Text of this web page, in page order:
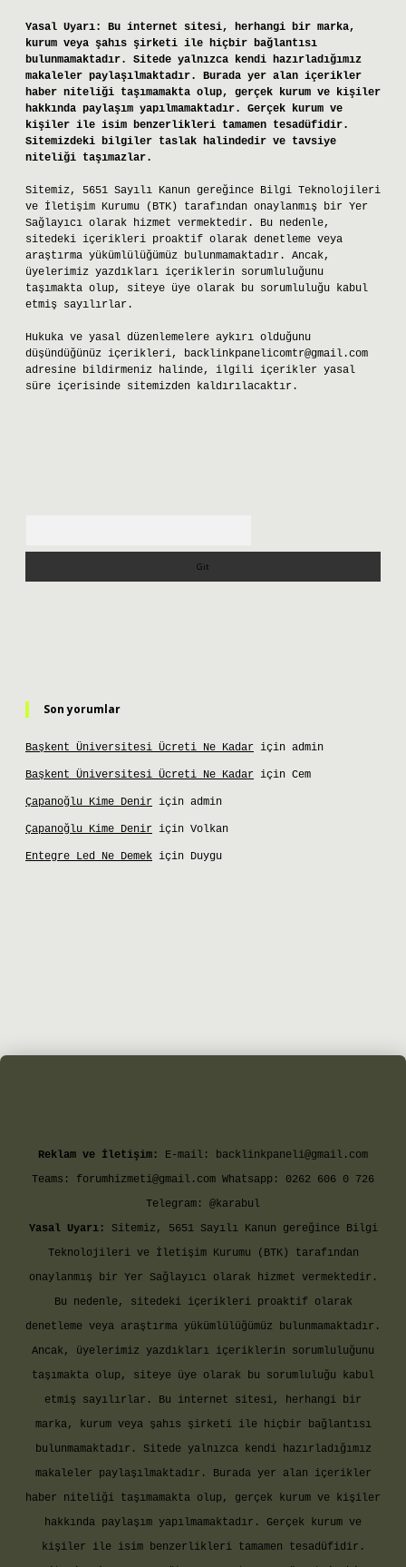
Yasal Uyarı:
Bu internet sitesi, herhangi bir marka,
kurum veya şahıs şirketi ile hiçbir bağlantısı
bulunmamaktadır. Sitede yalnızca kendi hazırladığımız
makaleler paylaşılmaktadır. Burada yer alan içerikler
haber niteliği taşımamakta olup, gerçek kurum ve kişiler
hakkında paylaşım yapılmamaktadır. Gerçek kurum ve
kişiler ile isim benzerlikleri tamamen tesadüfidir.
Sitemizdeki bilgiler taslak halindedir ve tavsiye
niteliği taşımazlar.
Sitemiz, 5651 Sayılı Kanun gereğince Bilgi Teknolojileri
ve İletişim Kurumu (BTK) tarafından onaylanmış bir Yer
Sağlayıcı olarak hizmet vermektedir. Bu nedenle,
sitedeki içerikleri proaktif olarak denetleme veya
araştırma yükümlülüğümüz bulunmamaktadır. Ancak,
üyelerimiz yazdıkları içeriklerin sorumluluğunu
taşımakta olup, siteye üye olarak bu sorumluluğu kabul
etmiş sayılırlar.
Hukuka ve yasal düzenlemelere aykırı olduğunu
düşündüğünüz içerikleri, backlinkpanelicomtr@gmail.com
adresine bildirmeniz halinde, ilgili içerikler yasal
süre içerisinde sitemizden kaldırılacaktır.
Son yorumlar
Başkent Üniversitesi Ücreti Ne Kadar için admin
Başkent Üniversitesi Ücreti Ne Kadar için Cem
Çapanoğlu Kime Denir için admin
Çapanoğlu Kime Denir için Volkan
Entegre Led Ne Demek için Duygu
giriş
Reklam ve İletişim: E-mail: backlinkpaneli@gmail.com
Teams: forumhizmeti@gmail.com Whatsapp: 0262 606 0 726
Telegram: @karabul
Yasal Uyarı:
Sitemiz, 5651 Sayılı Kanun gereğince Bilgi
Teknolojileri ve İletişim Kurumu (BTK) tarafından
onaylanmış bir Yer Sağlayıcı olarak hizmet vermektedir.
Bu nedenle, sitedeki içerikleri proaktif olarak
denetleme veya araştırma yükümlülüğümüz bulunmamaktadır.
Ancak, üyelerimiz yazdıkları içeriklerin sorumluluğunu
taşımakta olup, siteye üye olarak bu sorumluluğu kabul
etmiş sayılırlar. Bu internet sitesi, herhangi bir
marka, kurum veya şahıs şirketi ile hiçbir bağlantısı
bulunmamaktadır. Sitede yalnızca kendi hazırladığımız
makaleler paylaşılmaktadır. Burada yer alan içerikler
haber niteliği taşımamakta olup, gerçek kurum ve kişiler
hakkında paylaşım yapılmamaktadır. Gerçek kurum ve
kişiler ile isim benzerlikleri tamamen tesadüfidir.